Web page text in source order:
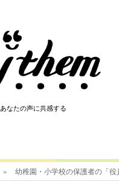
あなたの声に共感する
あなたの声に共感する
» 幼稚園・小学校の保護者の「